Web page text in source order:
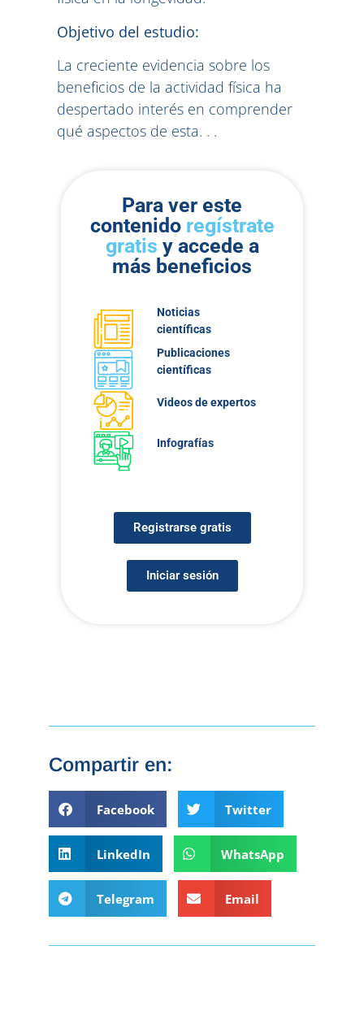
Objetivo del estudio:
La creciente evidencia sobre los
beneficios de la actividad física ha
despertado interés en comprender
qué aspectos de esta. . .
Para ver este
contenido regístrate
gratis y accede a
más beneficios
Noticias
científicas
Publicaciones
científicas
Videos de expertos
Infografías
Registrarse gratis
Iniciar sesión
Compartir en:
Facebook Twitter
LinkedIn WhatsApp
Telegram Email